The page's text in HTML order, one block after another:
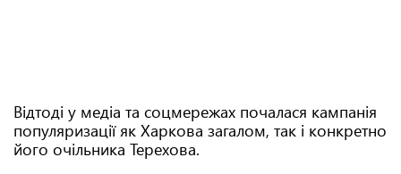
Відтоді у медіа та соцмережах почалася кампанія
популяризації як Харкова загалом, так і конкретно
його очільника Терехова.